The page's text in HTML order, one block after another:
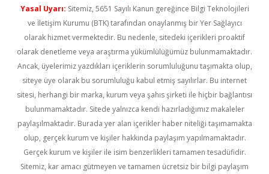
Yasal Uyarı: Sitemiz, 5651 Sayılı Kanun gereğince Bilgi Teknolojileri
ve İletişim Kurumu (BTK) tarafından onaylanmış bir Yer Sağlayıcı
olarak hizmet vermektedir. Bu nedenle, sitedeki içerikleri proaktif
olarak denetleme veya araştırma yükümlülüğümüz bulunmamaktadır.
Ancak, üyelerimiz yazdıkları içeriklerin sorumluluğunu taşımakta olup,
siteye üye olarak bu sorumluluğu kabul etmiş sayılırlar. Bu internet
sitesi, herhangi bir marka, kurum veya şahıs şirketi ile hiçbir bağlantısı
bulunmamaktadır. Sitede yalnızca kendi hazırladığımız makaleler
paylaşılmaktadır. Burada yer alan içerikler haber niteliği taşımamakta
olup, gerçek kurum ve kişiler hakkında paylaşım yapılmamaktadır.
Gerçek kurum ve kişiler ile isim benzerlikleri tamamen tesadüfidir.
Sitemiz, kar amacı gütmeyen ve tamamen ücretsiz bir bilgi paylaşım